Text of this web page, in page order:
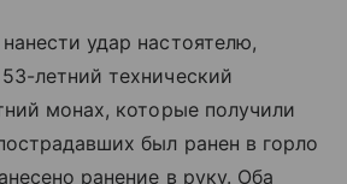
удар настоятелю,
летний технический
монах, которые получили
был ранен в горло
ранение в руку. Оба